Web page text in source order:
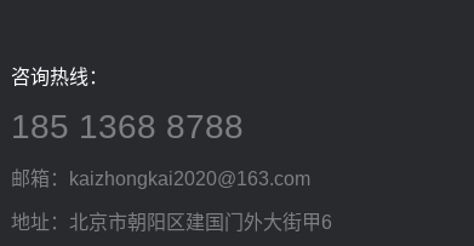
咨询热线：
185 1368 8788
邮箱：kaizhongkai2020@163.com
地址：北京市朝阳区建国门外大街甲6